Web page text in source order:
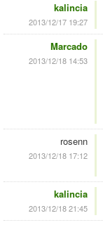
kalincia
2013/12/17 19:27
Marcado
2013/12/18 14:53
rosenn
2013/12/18 17:12
kalincia
2013/12/18 21:45